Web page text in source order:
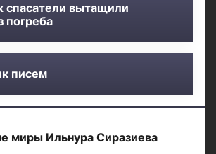
спасатели вытащили
погреба
писем
миры Ильнура Сиразиева